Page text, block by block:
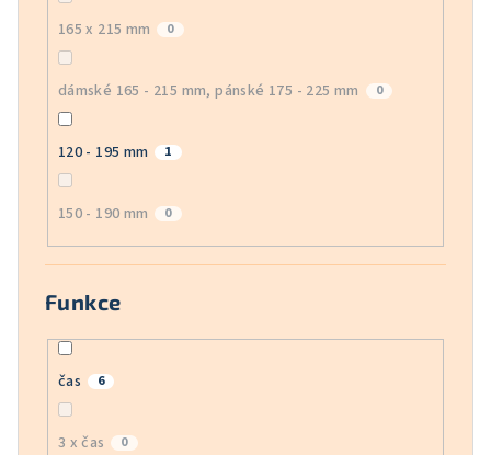
165 x 215 mm 0
dámské 165 - 215 mm, pánské 175 - 225 mm 0
120 - 195 mm 1
150 - 190 mm 0
Funkce
čas 6
3 x čas 0